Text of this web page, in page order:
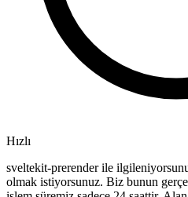
Hızlı
sveltekit-prerender ile
olmak istiyorsunuz. Biz bunun